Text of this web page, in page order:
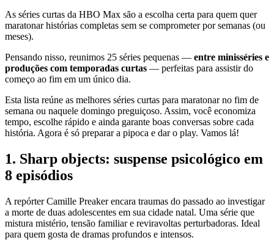
As séries curtas da HBO Max são a escolha certa para quem quer
maratonar histórias completas sem se comprometer por semanas (ou
meses).
Pensando nisso, reunimos 25 séries pequenas — entre minisséries e
produções com temporadas curtas — perfeitas para assistir do
começo ao fim em um único dia.
Esta lista reúne as melhores séries curtas para maratonar no fim de
semana ou naquele domingo preguiçoso. Assim, você economiza
tempo, escolhe rápido e ainda garante boas conversas sobre cada
história. Agora é só preparar a pipoca e dar o play. Vamos lá!
1. Sharp objects: suspense psicológico em
8 episódios
A repórter Camille Preaker encara traumas do passado ao investigar
a morte de duas adolescentes em sua cidade natal. Uma série que
mistura mistério, tensão familiar e reviravoltas perturbadoras. Ideal
para quem gosta de dramas profundos e intensos.